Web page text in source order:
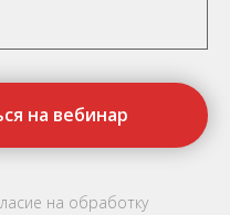
на вебинар
на обработку